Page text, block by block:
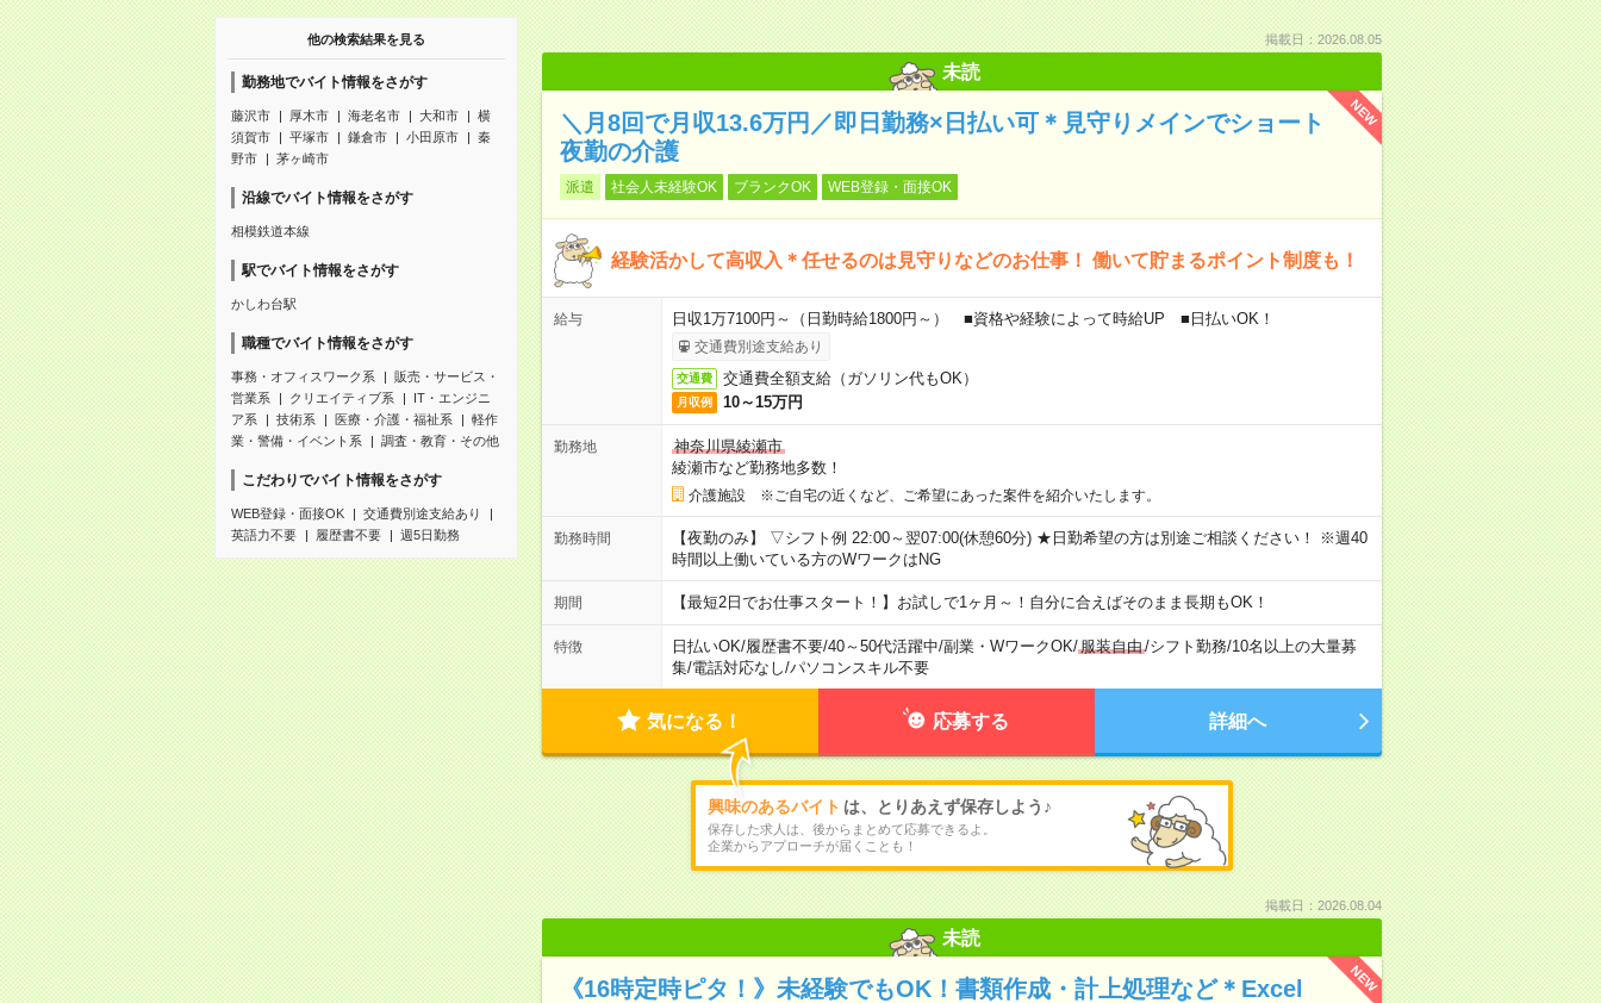
他の検索結果を見る
勤務地でバイト情報をさがす
藤沢市 厚木市 海老名市 大和市
横
須賀市
平塚市 鎌倉市 小田原市
秦
野市
茅ヶ崎市
沿線でバイト情報をさがす
相模鉄道本線
駅でバイト情報をさがす
かしわ台駅
職種でバイト情報をさがす
事務・オフィスワーク系
販売・サービス・
営業系
クリエイティブ系
IT・エンジニ
ア系
技術系 医療・介護・福祉系
軽作
業・警備・イベント系
調査・教育・その他
こだわりでバイト情報をさがす
WEB登録・面接OK
交通費別途支給あり
英語力不要
履歴書不要 週5日勤務
掲載日：2026.08.05
未読
NEW
＼月8回で月収13.6万円／即日勤務×日払い可＊見守りメインでショート
夜勤の介護
派遣 社会人未経験OK ブランクOK WEB登録・面接OK
経験活かして高収入＊任せるのは見守りなどのお仕事！ 働いて貯まるポイント制度も！
給与 日収1万7100円～（日勤時給1800円～） ■資格や経験によって時給UP ■日払いOK！
交通費別途支給あり
交通費 交通費全額支給（ガソリン代もOK）
月収例 10～15万円
勤務地
神奈川県綾瀬市
綾瀬市など勤務地多数！
介護施設 ※ご自宅の近くなど、ご希望にあった案件を紹介いたします。
勤務時間
【夜勤のみ】 ▽シフト例 22:00～翌07:00(休憩60分) ★日勤希望の方は別途ご相談ください！ ※週40
時間以上働いている方のWワークはNG
期間 【最短2日でお仕事スタート！】お試しで1ヶ月～！自分に合えばそのまま長期もOK！
特徴 日払いOK/履歴書不要/40～50代活躍中/副業・WワークOK/服装自由/シフト勤務/10名以上の大量募
集/電話対応なし/パソコンスキル不要
気になる！ 応募する 詳細へ
興味のあるバイト は、とりあえず保存しよう♪
保存した求人は、後からまとめて応募できるよ。
企業からアプローチが届くことも！
掲載日：2026.08.04
未読
NEW
《16時定時ピタ！》未経験でもOK！書類作成・計上処理など＊Excel